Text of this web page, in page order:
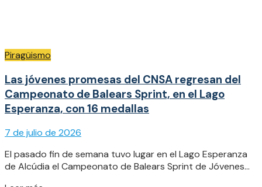
Piragüismo
Las jóvenes promesas del CNSA regresan del
Campeonato de Balears Sprint, en el Lago
Esperanza, con 16 medallas
7 de julio de 2026
El pasado fin de semana tuvo lugar en el Lago Esperanza
de Alcúdia el Campeonato de Balears Sprint de Jóvenes...